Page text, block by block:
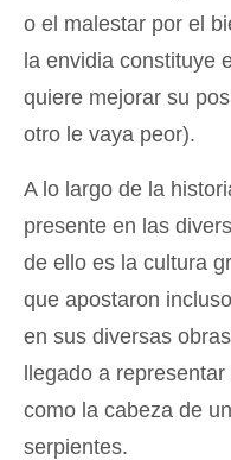
o el malestar por el
la envidia constituye
quiere mejorar su
otro le vaya peor).
A lo largo de la
presente en las
de ello es la cultura
que apostaron
en sus diversas
llegado a
como la cabeza de
serpientes.